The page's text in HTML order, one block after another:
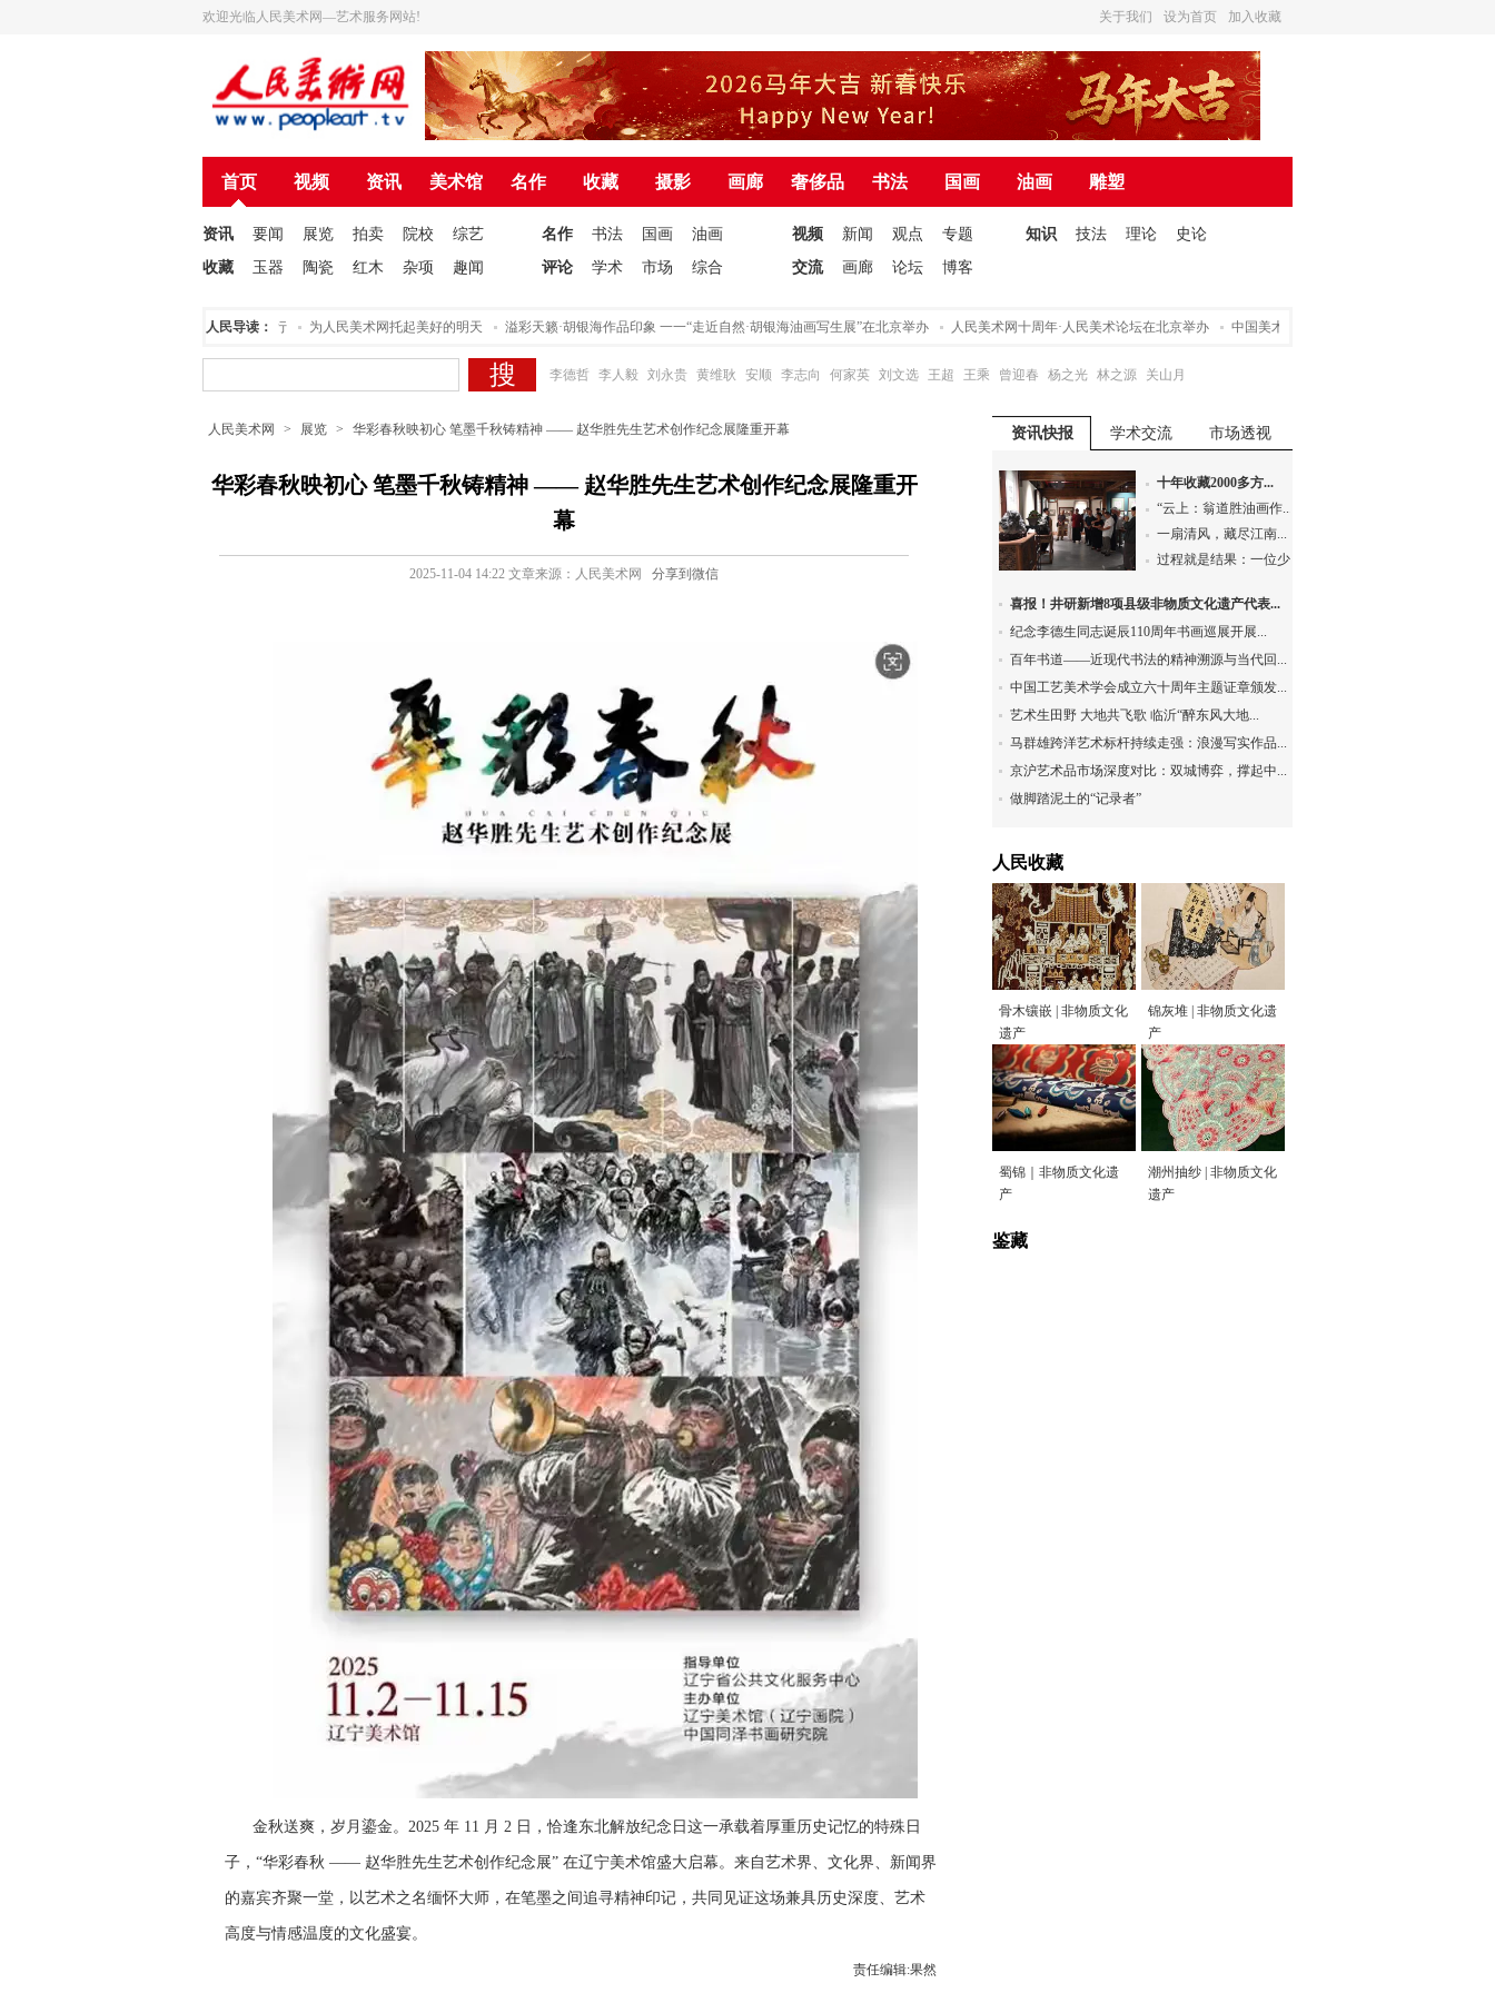
欢迎光临人民美术网—艺术服务网站! 加入收藏
设为首页
关于我们
首页 视频 资讯 美术馆 名作 收藏 摄影 画廊 奢侈品 书法 国画 油画 雕塑
资讯 要闻 展览 拍卖 院校
综艺
收藏
玉器 陶瓷 红木 杂项 趣闻
名作 书法 国画
油画
评论
学术 市场 综合
视频 新闻 观点
专题
交流
画廊 论坛 博客
知识 技法 理论 史论
人民导读：
人民美术创作院揭牌仪式在北京举行 为人民美术网托起美好的明天 溢彩天籁·胡银海作品印象 一一“走近自然·胡银海油画写生展”在北京举办 人民美术网十周年·人民美术论坛在北京举办 中国美术家协会关于申请入会途径的声明
李德哲 李人毅 刘永贵 黄维耿 安顺 李志向 何家英 刘文选 王超 王乘 曾迎春 杨之光 林之源 关山月
人民美术网 > 展览 > 华彩春秋映初心 笔墨千秋铸精神 —— 赵华胜先生艺术创作纪念展隆重开幕
华彩春秋映初心 笔墨千秋铸精神 —— 赵华胜先生艺术创作纪念展隆重开
幕
2025-11-04 14:22 文章来源：人民美术网 分享到微信
金秋送爽，岁月鎏金。2025 年 11 月 2 日，恰逢东北解放纪念日这一承载着厚重历史记忆的特殊日
子，“华彩春秋 —— 赵华胜先生艺术创作纪念展” 在辽宁美术馆盛大启幕。来自艺术界、文化界、新闻界
的嘉宾齐聚一堂，以艺术之名缅怀大师，在笔墨之间追寻精神印记，共同见证这场兼具历史深度、艺术
高度与情感温度的文化盛宴。
责任编辑:果然
资讯快报 学术交流 市场透视
十年收藏2000多方...
“云上：翁道胜油画作...
一扇清风，藏尽江南...
过程就是结果：一位少...
喜报！井研新增8项县级非物质文化遗产代表...
纪念李德生同志诞辰110周年书画巡展开展...
百年书道——近现代书法的精神溯源与当代回...
中国工艺美术学会成立六十周年主题证章颁发...
艺术生田野 大地共飞歌 临沂“醉东风大地...
马群雄跨洋艺术标杆持续走强：浪漫写实作品...
京沪艺术品市场深度对比：双城博弈，撑起中...
做脚踏泥土的“记录者”
人民收藏
骨木镶嵌 | 非物质文化
遗产
锦灰堆 | 非物质文化遗
产
蜀锦｜非物质文化遗
产
潮州抽纱 | 非物质文化
遗产
鉴藏